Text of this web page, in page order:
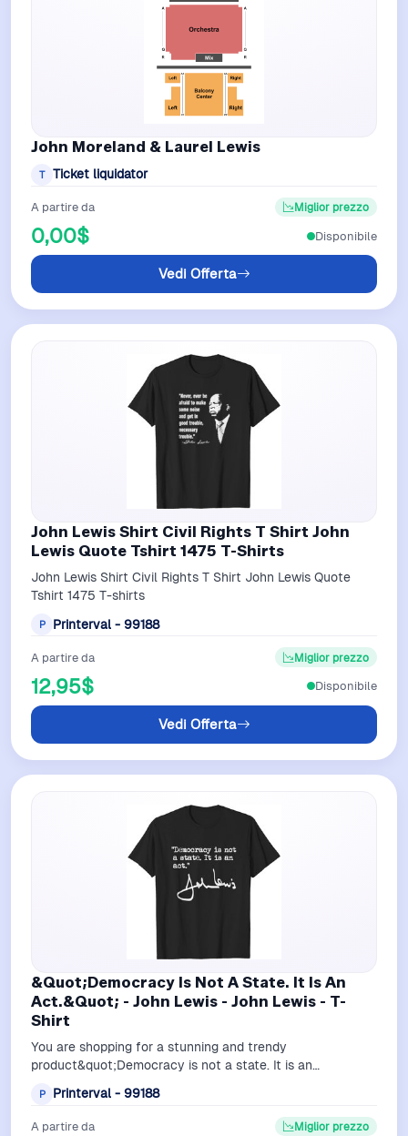
John Moreland & Laurel Lewis
T Ticket liquidator
A partire da
0,00$
Miglior prezzo
Vedi Offerta
Disponibile
John Lewis Shirt Civil Rights T Shirt John
Lewis Quote Tshirt 1475 T-Shirts
John Lewis Shirt Civil Rights T Shirt John Lewis Quote
Tshirt 1475 T-shirts
P Printerval - 99188
A partire da
12,95$
Miglior prezzo
Vedi Offerta
Disponibile
&Quot;Democracy Is Not A State. It Is An
Act.&Quot; - John Lewis - John Lewis - T-
Shirt
You are shopping for a stunning and trendy
product&quot;Democracy is not a state. It is an
P Printerval - 99188
A partire da Miglior prezzo